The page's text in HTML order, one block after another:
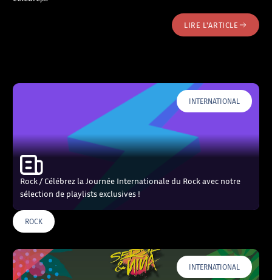
LIRE L'ARTICLE
INTERNATIONAL
Rock / Célébrez la Journée Internationale du Rock avec notre
sélection de playlists exclusives !
ROCK
INTERNATIONAL